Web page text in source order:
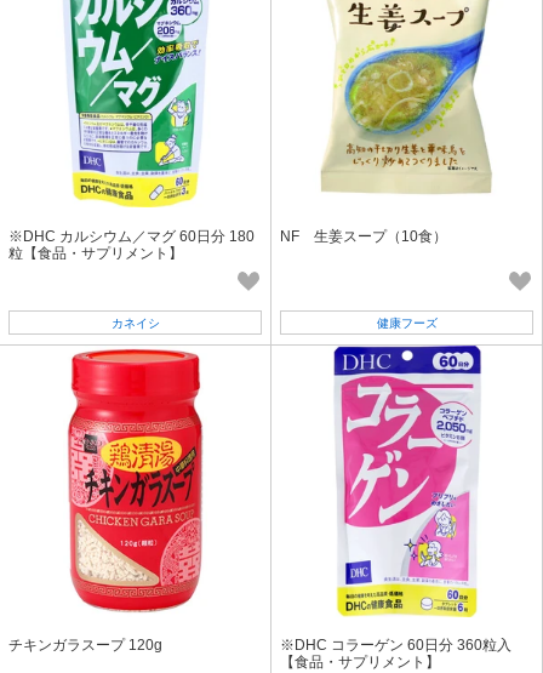
※DHC カルシウム／マグ 60日分 180
粒【食品・サプリメント】
カネイシ
NF 生姜スープ（10食）
健康フーズ
チキンガラスープ 120g
※DHC コラーゲン 60日分 360粒入
【食品・サプリメント】